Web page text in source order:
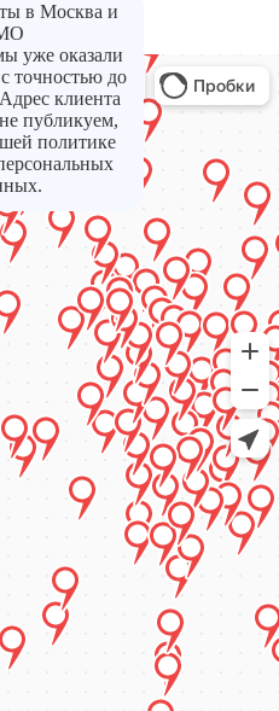
в Москва и
уже оказали
точностью до
клиента
публикуем,
политике